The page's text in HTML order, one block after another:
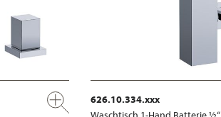
626.10.334.xxx